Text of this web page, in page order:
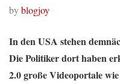
byblogjoy
In den USA stehen
Die Politiker dort haben
2.0 große Videoportale wie